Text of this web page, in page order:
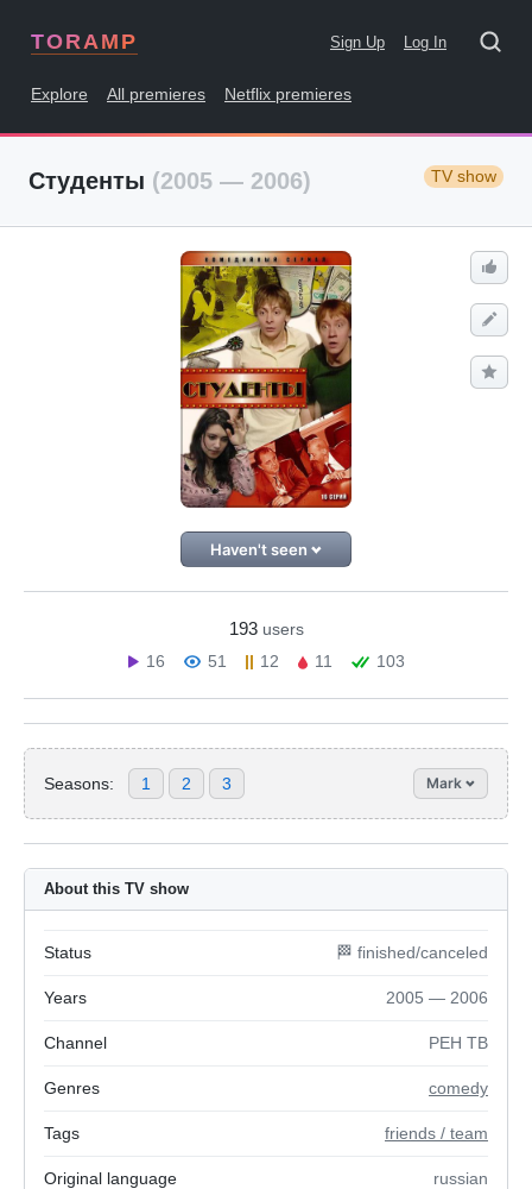
TORAMP Sign Up Log In
Explore All premieres Netflix premieres
Студенты (2005 — 2006) TV show
Haven't seen
193 users
16
51 12 11 103
Seasons: 1 2 3 Mark
About this TV show
Status 🏁 finished/canceled
Years 2005 — 2006
Channel РЕН ТВ
Genres comedy
Tags friends / team
Original language russian